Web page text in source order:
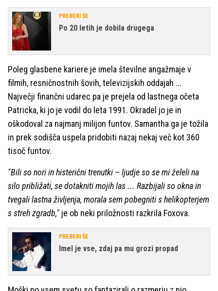
PREBERI ŠE
Po 20 letih je dobila drugega
Poleg glasbene kariere je imela številne angažmaje v
filmih, resničnostnih šovih, televizijskih oddajah ...
Največji finančni udarec pa je prejela od lastnega očeta
Patricka, ki jo je vodil do leta 1991. Okradel jo je in
oškodoval za najmanj milijon funtov. Samantha ga je tožila
in prek sodišča uspela pridobiti nazaj nekaj več kot 360
tisoč funtov.
"Bili so nori in histerični trenutki – ljudje so se mi želeli na
silo približati, se dotakniti mojih las ... Razbijali so okna in
tvegali lastna življenja, morala sem pobegniti s helikopterjem
s streh zgradb," je ob neki priložnosti razkrila Foxova.
PREBERI ŠE
Imel je vse, zdaj pa mu grozi propad